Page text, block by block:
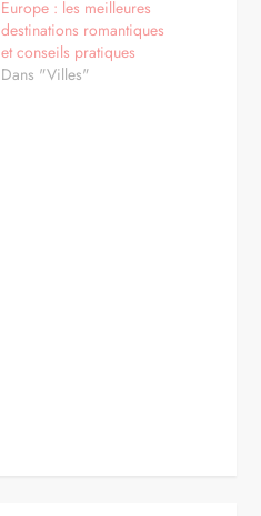
Europe : les meilleures
destinations romantiques
et conseils pratiques
Dans "Villes"